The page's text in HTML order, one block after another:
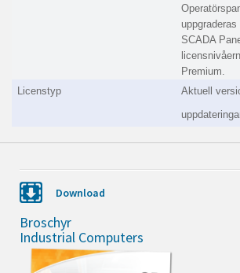
SCADA
Premium.
Licenstyp
Aktuell
Download
Broschyr
Industrial Computers